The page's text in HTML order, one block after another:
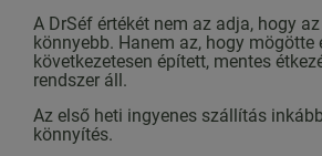
A DrSéf értékét nem az adja, hogy
könnyebb. Hanem az, hogy mögötte
következetesen épített, mentes
rendszer áll.
Az első heti ingyenes szállítás
könnyítés.